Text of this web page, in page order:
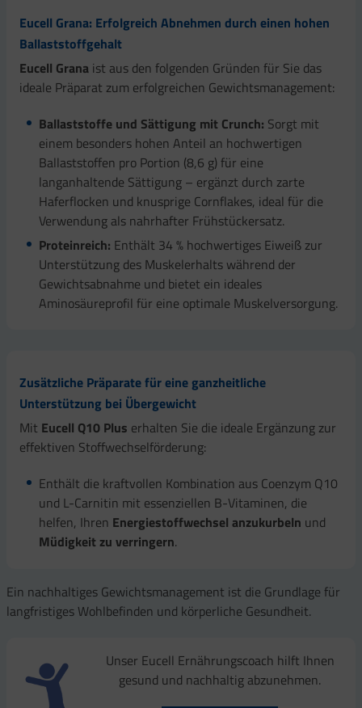
Eucell Grana: Erfolgreich Abnehmen durch einen hohen
Ballaststoffgehalt
Eucell Grana ist aus den folgenden Gründen für Sie das
ideale Präparat zum erfolgreichen Gewichtsmanagement:
Ballaststoffe und Sättigung mit Crunch: Sorgt mit
einem besonders hohen Anteil an hochwertigen
Ballaststoffen pro Portion (8,6 g) für eine
langanhaltende Sättigung – ergänzt durch zarte
Haferflocken und knusprige Cornflakes, ideal für die
Verwendung als nahrhafter Frühstückersatz.
Proteinreich: Enthält 34 % hochwertiges Eiweiß zur
Unterstützung des Muskelerhalts während der
Gewichtsabnahme und bietet ein ideales
Aminosäureprofil für eine optimale Muskelversorgung.
Zusätzliche Präparate für eine ganzheitliche
Unterstützung bei Übergewicht
Mit Eucell Q10 Plus erhalten Sie die ideale Ergänzung zur
effektiven Stoffwechselförderung:
Enthält die kraftvollen Kombination aus Coenzym Q10
und L-Carnitin mit essenziellen B-Vitaminen, die
helfen, Ihren Energiestoffwechsel anzukurbeln und
Müdigkeit zu verringern.
Ein nachhaltiges Gewichtsmanagement ist die Grundlage für
langfristiges Wohlbefinden und körperliche Gesundheit.
Unser Eucell Ernährungscoach hilft Ihnen
gesund und nachhaltig abzunehmen.